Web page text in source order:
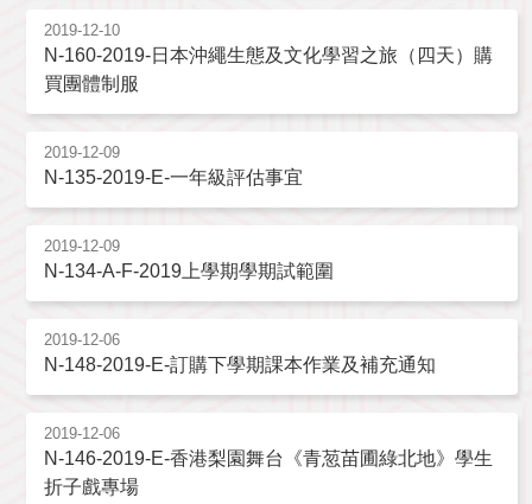
2019-12-10
N-160-2019-日本沖繩生態及文化學習之旅（四天）購
買團體制服
2019-12-09
N-135-2019-E-一年級評估事宜
2019-12-09
N-134-A-F-2019上學期學期試範圍
2019-12-06
N-148-2019-E-訂購下學期課本作業及補充通知
2019-12-06
N-146-2019-E-香港梨園舞台《青䓤苗圃綠北地》學生
折子戲專場